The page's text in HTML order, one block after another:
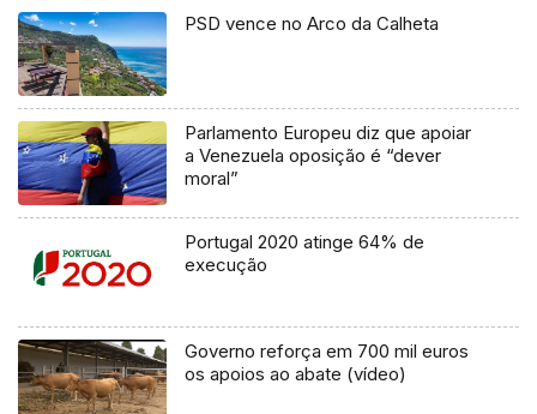
PSD vence no Arco da Calheta
Parlamento Europeu diz que apoiar
a Venezuela oposição é “dever
moral”
Portugal 2020 atinge 64% de
execução
Governo reforça em 700 mil euros
os apoios ao abate (vídeo)